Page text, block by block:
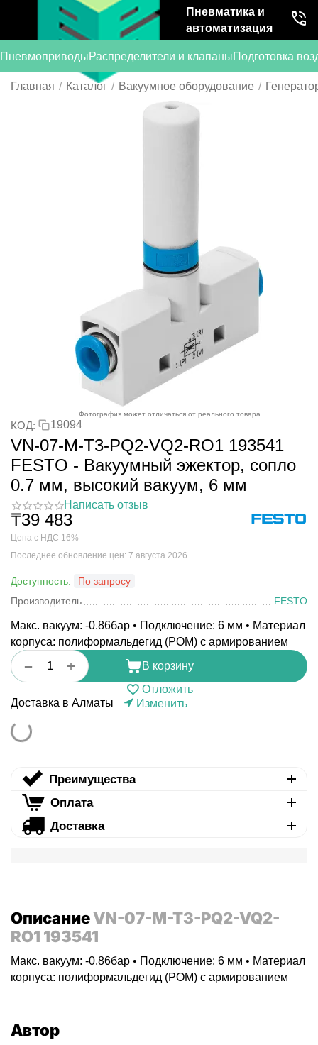
Пневматика и
автоматизация
ПневмоприводыРаспределители и клапаныПодготовка
Главная / Каталог / Вакуумное оборудование /
Фотография может отличаться от реального товара
КОД: 19094
VN-07-M-T3-PQ2-VQ2-RO1 193541
FESTO - Вакуумный эжектор, сопло
0.7 мм, высокий вакуум, 6 мм
Написать отзыв
₸39 483
Цена с НДС 16%
Последнее обновление цен: 7 августа 2026
Доступность:
По запросу
Производитель
FESTO
Макс. вакуум: -0.86бар • Подключение: 6 мм • Материал
корпуса: полиформальдегид (POM) с армированием
+
−
В корзину
Отложить
Доставка в Алматы
Изменить
Преимущества
Оплата
Доставка
ОписаниеVN-07-M-T3-PQ2-VQ2-
RO1 193541
Макс. вакуум: -0.86бар • Подключение: 6 мм • Материал
корпуса: полиформальдегид (POM) с армированием
Автор